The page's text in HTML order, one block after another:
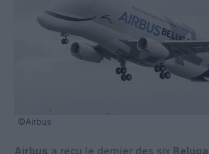
©Airbus
Airbus a reçu le dernier des six